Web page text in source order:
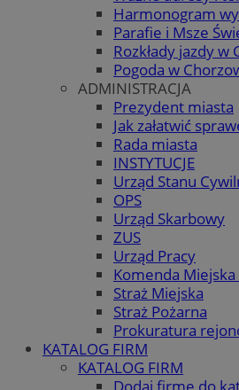
Harmonogram
Parafie i Msze
Rozkłady jazdy w
Pogoda w
ADMINISTRACJA
Prezydent miasta
Jak załatwić
Rada miasta
INSTYTUCJE
Urząd Stanu
OPS
Urząd Skarbowy
ZUS
Urząd Pracy
Komenda Miejska
Straż Miejska
Straż Pożarna
Prokuratura
KATALOG FIRM
KATALOG FIRM